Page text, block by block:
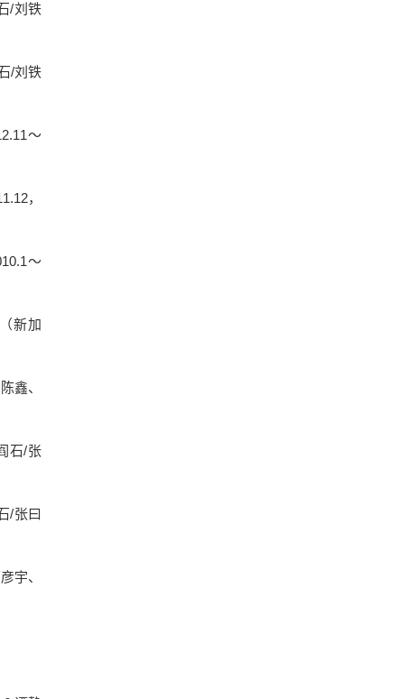
/刘铁
/刘铁
～
，
～
新加
鑫、
石/张
/张曰
宇、